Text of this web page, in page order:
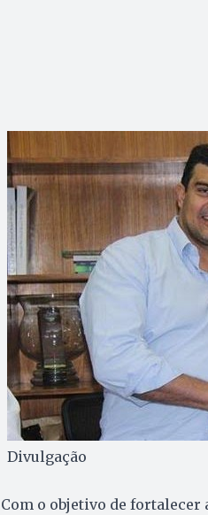
Divulgação
Com o objetivo de